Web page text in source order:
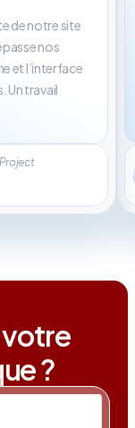
de notre site
nos
et l’interface
Un travail
votre
?